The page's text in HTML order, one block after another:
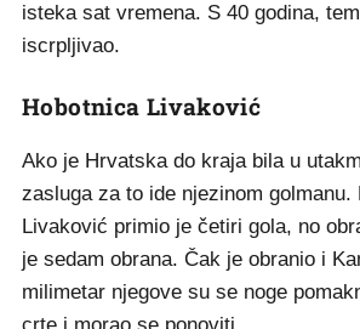
isteka sat vremena. S 40 godina,
iscrpljivao.
Hobotnica Livaković
Ako je Hrvatska do kraja bila u
zasluga za to ide njezinom golmanu.
Livaković primio je četiri gola, no
je sedam obrana. Čak je obranio i
milimetar njegove su se noge